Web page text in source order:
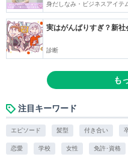
身だしなみ・ビジネスアイテ
実はがんばりすぎ？新
診断
も
注目キーワード
エピソード 髪型 付き合い
恋愛 学校 女性 免許･資格